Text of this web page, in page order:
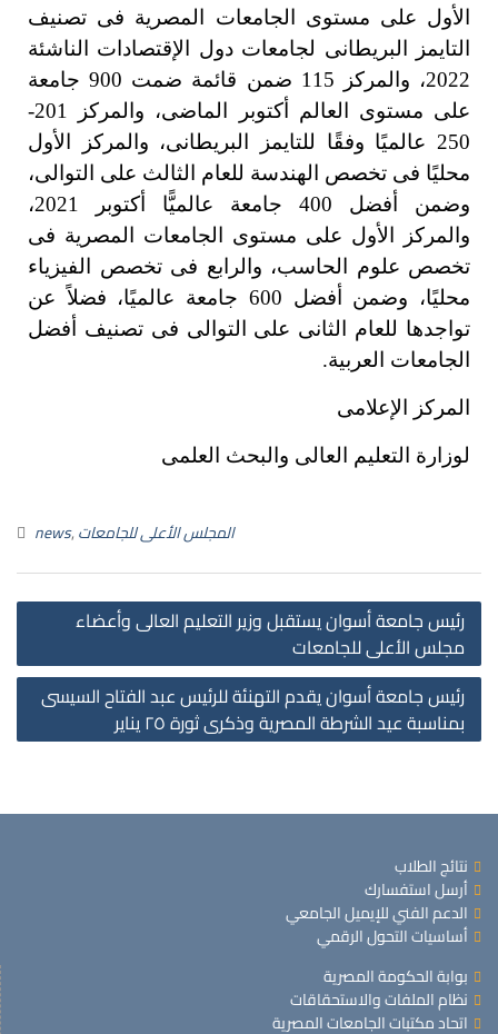
الأول على مستوى الجامعات المصرية فى تصنيف
التايمز البريطانى لجامعات دول الإقتصادات الناشئة
2022، والمركز 115 ضمن قائمة ضمت 900 جامعة
على مستوى العالم أكتوبر الماضى، والمركز 201-
250 عالميًا وفقًا للتايمز البريطانى، والمركز الأول
محليًا فى تخصص الهندسة للعام الثالث على التوالى،
وضمن أفضل 400 جامعة عالميًّا أكتوبر 2021،
والمركز الأول على مستوى الجامعات المصرية فى
تخصص علوم الحاسب، والرابع فى تخصص الفيزياء
محليًا، وضمن أفضل 600 جامعة عالميًا، فضلاً عن
تواجدها للعام الثانى على التوالى فى تصنيف أفضل
الجامعات العربية.
المركز الإعلامى
لوزارة التعليم العالى والبحث العلمى
news,المجلس الأعلى للجامعات
رئيس جامعة أسوان يستقبل وزير التعليم العالى وأعضاء
مجلس الأعلى للجامعات
رئيس جامعة أسوان يقدم التهنئة للرئيس عبد الفتاح السيسى
بمناسبة عيد الشرطة المصرية وذكرى ثورة ٢٥ يناير
نتائج الطلاب
أرسل استفسارك
الدعم الفني للإيميل الجامعي
أساسيات التحول الرقمي
بوابة الحكومة المصرية
نظام الملفات والاستحقاقات
اتحاد مكتبات الجامعات المصرية